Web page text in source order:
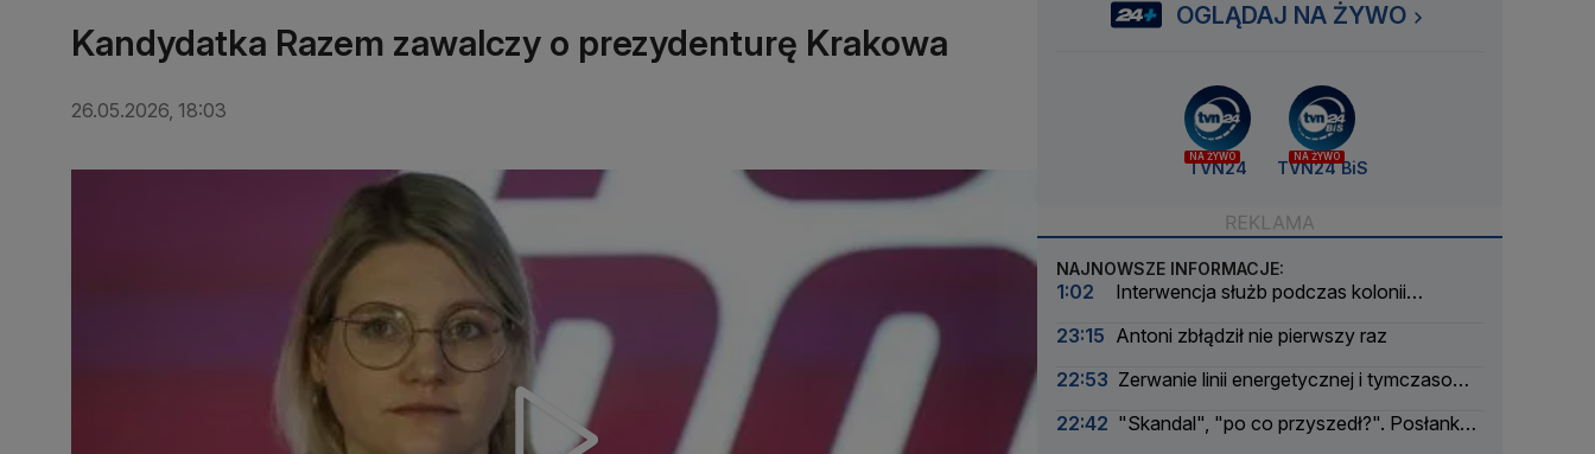
Kandydatka Razem zawalczy o prezydenturę Krakowa
26.05.2026, 18:03
OGLĄDAJ NA ŻYWO
NA ŻYWO
TVN24
NA ŻYWO
TVN24 BiS
NAJNOWSZE INFORMACJE:
1:02
Interwencja służb podczas kolonii
23:15 Antoni zbłądził nie pierwszy raz
22:53 Zerwanie linii energetycznej i tymczasowa
Wojskowa
22:42 "Skandal", "po co przyszedł?". Posłanka